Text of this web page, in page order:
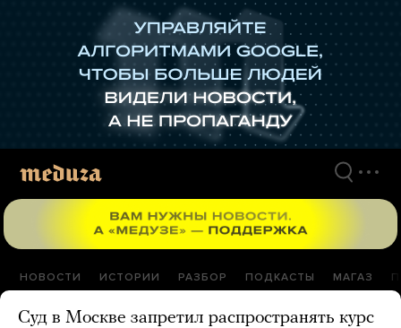
НОВОСТИ ИСТОРИИ РАЗБОР ПОДКАСТЫ МАГАЗ
Суд в Москве запретил распространять курс